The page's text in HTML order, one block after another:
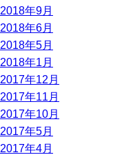
2018年9月
2018年6月
2018年5月
2018年1月
2017年12月
2017年11月
2017年10月
2017年5月
2017年4月